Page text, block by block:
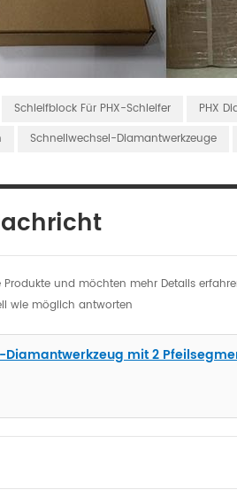
Schleifblock Für PHX-Schleifer
PHX
Schnellwechsel-Diamantwerkzeuge
und möchten mehr Details
wie möglich antworten
mit 2